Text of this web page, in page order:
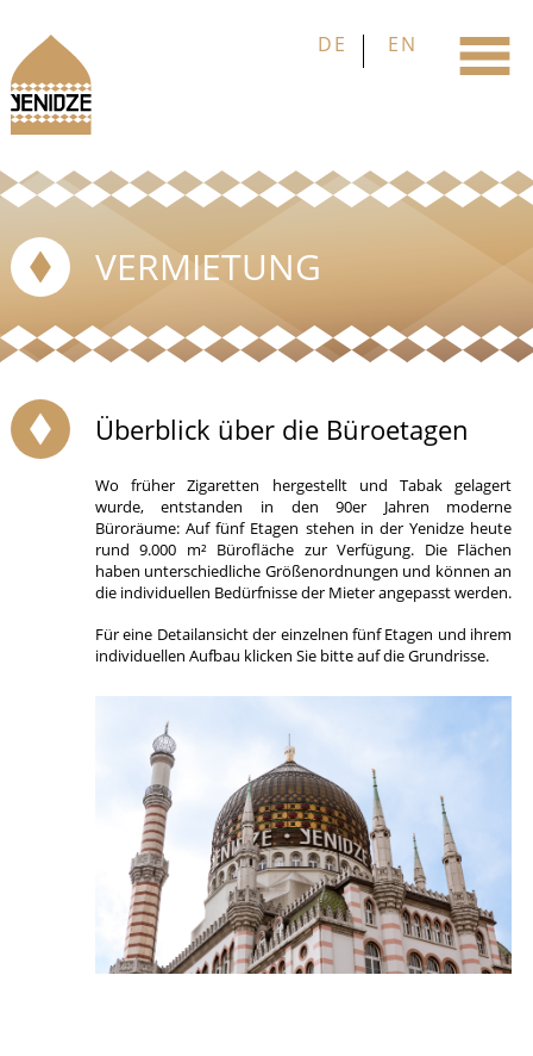
VERMIETUNG
Überblick über die Büroetagen
Wo früher Zigaretten hergestellt und Tabak gelagert
wurde, entstanden in den 90er Jahren moderne
Büroräume: Auf fünf Etagen stehen in der Yenidze heute
rund 9.000 m² Bürofläche zur Verfügung. Die Flächen
haben unterschiedliche Größenordnungen und können an
die individuellen Bedürfnisse der Mieter angepasst werden.
Für eine Detailansicht der einzelnen fünf Etagen und ihrem
individuellen Aufbau klicken Sie bitte auf die Grundrisse.